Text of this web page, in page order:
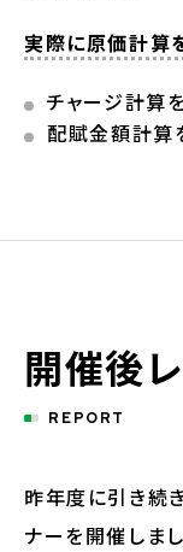
実際に原価計算
チャージ計算
配賦金額計算
開催後
REPORT
昨年度に引き続
ナーを開催しまし